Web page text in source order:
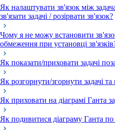
Як налаштувати зв'язок між
зв'язати задачі / розірвати зв'язок?
Чому я не можу встановити
обмеження при установці
Як показати/приховати задачі
Як розгорнути/згорнути задачі та
Як приховати на діаграмі Ганта
Як подивитися діаграму Ганта